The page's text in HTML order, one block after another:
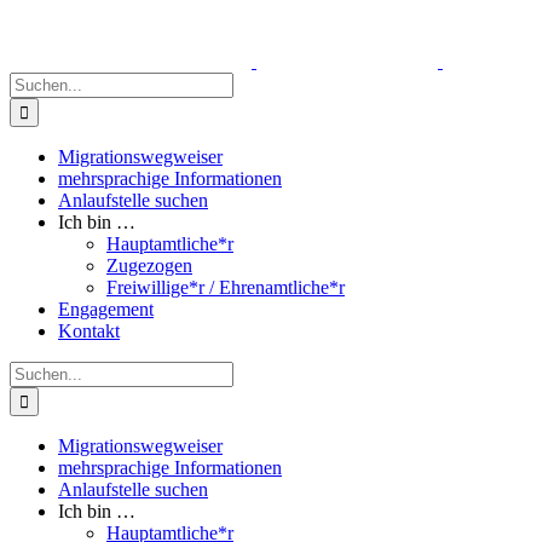
Suche
nach:
Migrationswegweiser
mehrsprachige Informationen
Anlaufstelle suchen
Ich bin …
Hauptamtliche*r
Zugezogen
Freiwillige*r / Ehrenamtliche*r
Engagement
Kontakt
Suche
nach:
Migrationswegweiser
mehrsprachige Informationen
Anlaufstelle suchen
Ich bin …
Hauptamtliche*r